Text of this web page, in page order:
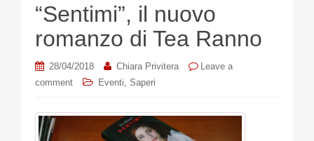
“Sentimi”, il nuovo
romanzo di Tea Ranno
28/04/2018 Chiara Privitera
Leave a
comment
Eventi, Saperi